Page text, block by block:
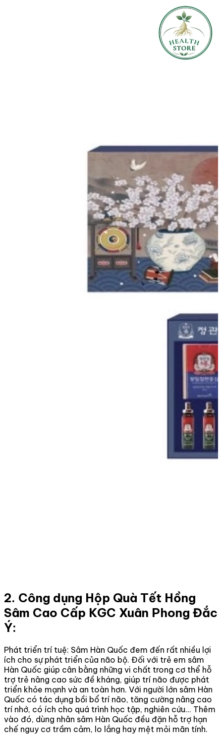
2. Công dụng Hộp Quà Tết Hồng
Sâm Cao Cấp KGC Xuân Phong Đắc
Ý:
Phát triển trí tuệ: Sâm Hàn Quốc đem đến rất nhiều lợi
ích cho sự phát triển của não bộ. Đối với trẻ em sâm
Hàn Quốc giúp cân bằng những vi chất trong cơ thể hỗ
trợ trẻ nâng cao sức đề kháng, giúp trí não được phát
triển khỏe mạnh và an toàn hơn. Với người lớn sâm Hàn
Quốc có tác dụng bồi bổ trí não, tăng cường nâng cao
trí nhớ, có ích cho quá trình học tập, nghiên cứu... Thêm
vào đó, dùng nhân sâm Hàn Quốc đều đặn hỗ trợ hạn
chế nguy cơ trầm cảm, lo lắng hay mệt mỏi mãn tính.